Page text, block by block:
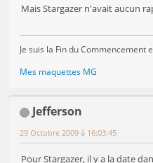
Mais Stargazer n'avait aucun
Je suis la Fin du Commencement
Mes maquettes MG
Jefferson
29 Octobre 2009 à 16:03:45
Pour Stargazer, il y a la date